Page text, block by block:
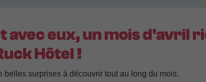
eux, un mois d'avril
Hôtel !
surprises à découvrir tout au long du mois.